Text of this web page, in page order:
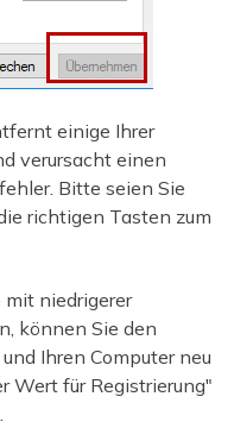
einige Ihrer
verursacht einen
Bitte seien Sie
richtigen Tasten zum
mit niedrigerer
können Sie den
Ihren Computer neu
Wert für Registrierung"